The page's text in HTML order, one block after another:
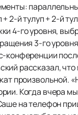
2-й тулуп + 2-й
4-го уровня,
3-го
конференции
рассказал,
произвольной.
Когда вчера
на телефон